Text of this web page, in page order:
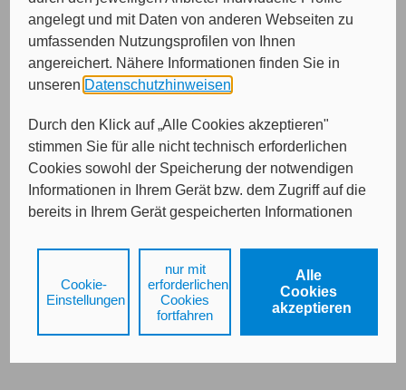
angelegt und mit Daten von anderen Webseiten zu
umfassenden Nutzungsprofilen von Ihnen
angereichert. Nähere Informationen finden Sie in
unseren Datenschutzhinweisen
Durch den Klick auf „Alle Cookies akzeptieren"
stimmen Sie für alle nicht technisch erforderlichen
Cookies sowohl der Speicherung der notwendigen
Informationen in Ihrem Gerät bzw. dem Zugriff auf die
bereits in Ihrem Gerät gespeicherten Informationen
Ihrer Daten zu den angegebenen Zwecken in unseren
Datenschutzhinweisengemäß Art. 6 Abs. 1 lit. a
DSGVO zu.
Durch den Klick auf "nur mit erforderlichen Cookies
fortfahren", lehnen Sie alle technisch nicht
Alle
Cookies
akzeptieren
nur mit
erforderlichen
Cookies
fortfahren
Cookie-
Einstellungen
Oldtimer-PKW bis 31.12.1979
Oldtimer-PKW zwischen 1.1.1980 und 31.12.1996
Oldtimer-Motorräder bis 31.12.1979
Weiter